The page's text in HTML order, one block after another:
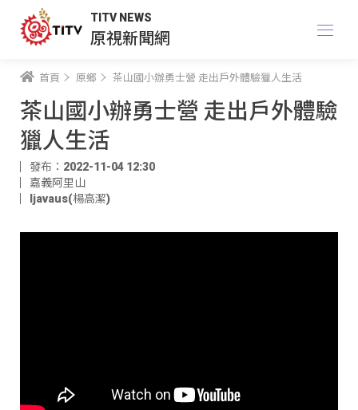
TITV NEWS
原視新聞網
首頁 原鄉 茶山國小辦勇士營 走出戶外體驗獵人生活
茶山國小辦勇士營 走出戶外體驗
獵人生活
發布：2022-11-04 12:30
嘉義阿里山
ljavaus(楊高潔)